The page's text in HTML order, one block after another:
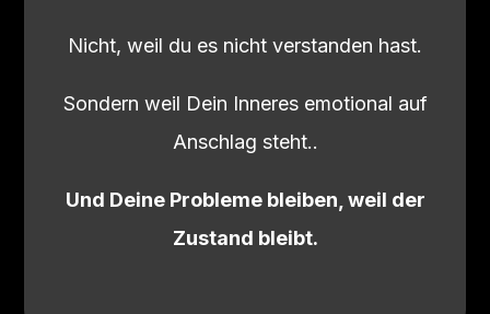
Nicht, weil du es nicht verstanden hast.
Sondern weil Dein Inneres emotional auf
Anschlag steht..
Und Deine Probleme bleiben, weil der
Zustand bleibt.